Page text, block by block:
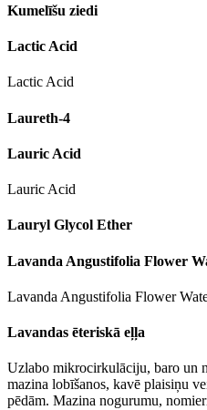
Kumelīšu ziedi
Lactic Acid
Lactic Acid
Laureth-4
Lauric Acid
Lauric Acid
Lauryl Glycol Ether
Lavanda Angustifolia Flower
Lavanda Angustifolia Flower
Lavandas ēteriskā eļļa
Uzlabo mikrocirkulāciju, baro un
mazina lobīšanos, kavē plaisiņu
pēdām. Mazina nogurumu,